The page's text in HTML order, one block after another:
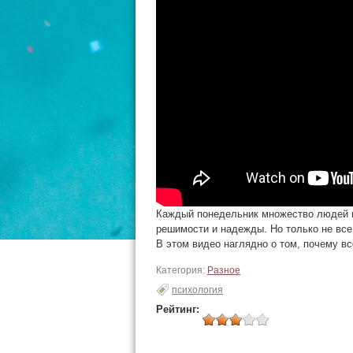
Каждый понедельник множество
решимости и надежды. Но только не
В этом видео наглядно о том, почему
Категория: Разное
психология
Рейтинг: